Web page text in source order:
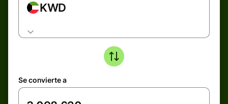
KWD
Se convierte a